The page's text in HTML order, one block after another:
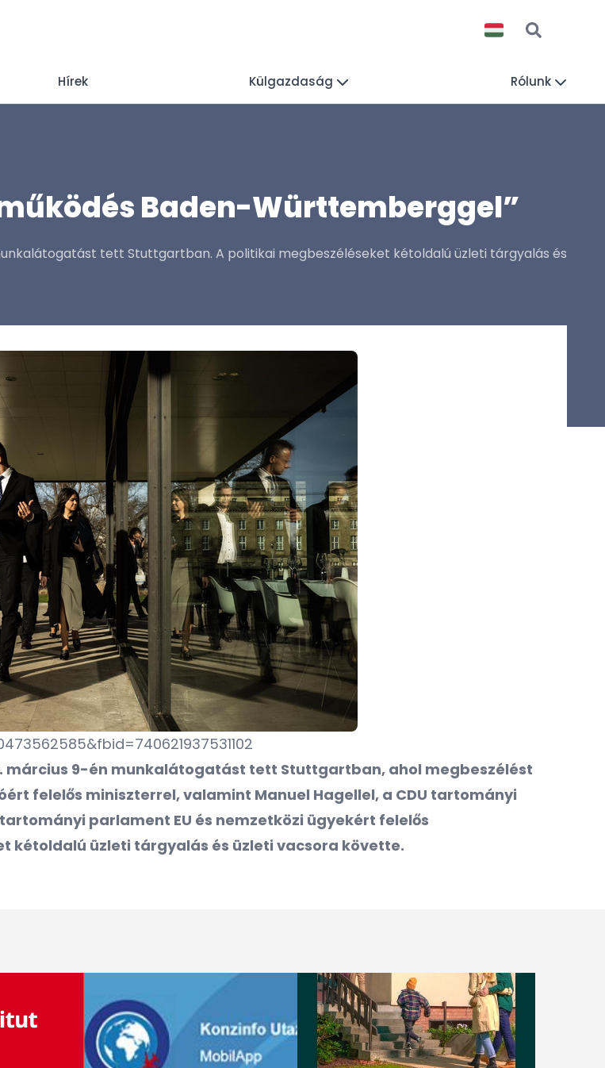
Hírek Külgazdaság Rólunk
Baden-Württemberggel”
tett Stuttgartban. A politikai megbeszéléseket kétoldalú üzleti tárgyalás és
március 9-én munkalátogatást tett Stuttgartban, ahol megbeszélést
felelős miniszterrel, valamint Manuel Hagellel, a CDU tartományi
parlament EU és nemzetközi ügyekért felelős
kétoldalú üzleti tárgyalás és üzleti vacsora követte.